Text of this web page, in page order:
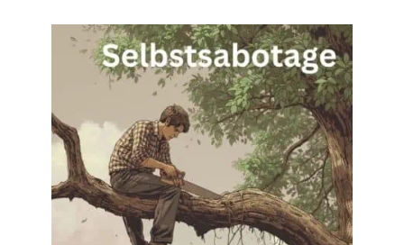
Wenn wir uns selbst
im Weg stehen –
Selbstsabotage
erkennen und
überwinden